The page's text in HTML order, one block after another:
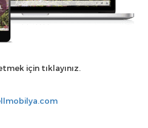
için tıklayınız.